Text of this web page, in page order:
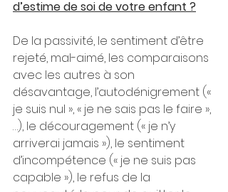
d’estime de soi de votre enfant ?
De la passivité, le sentiment d’être
rejeté, mal-aimé, les comparaisons
avec les autres à son
désavantage, l’autodénigrement («
je suis nul », « je ne sais pas le faire »,
…), le découragement (« je n’y
arriverai jamais »), le sentiment
d’incompétence (« je ne suis pas
capable »), le refus de la